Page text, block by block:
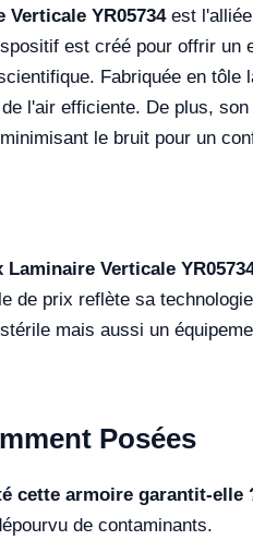
YR05734est l'alliée
est créé pour offrir un
Fabriquée en
l'air efficiente. De plus,
le bruit pour un
Verticale
de prix reflète sa
mais aussi un
Posées
cette armoire garantit-elle
de contaminants.